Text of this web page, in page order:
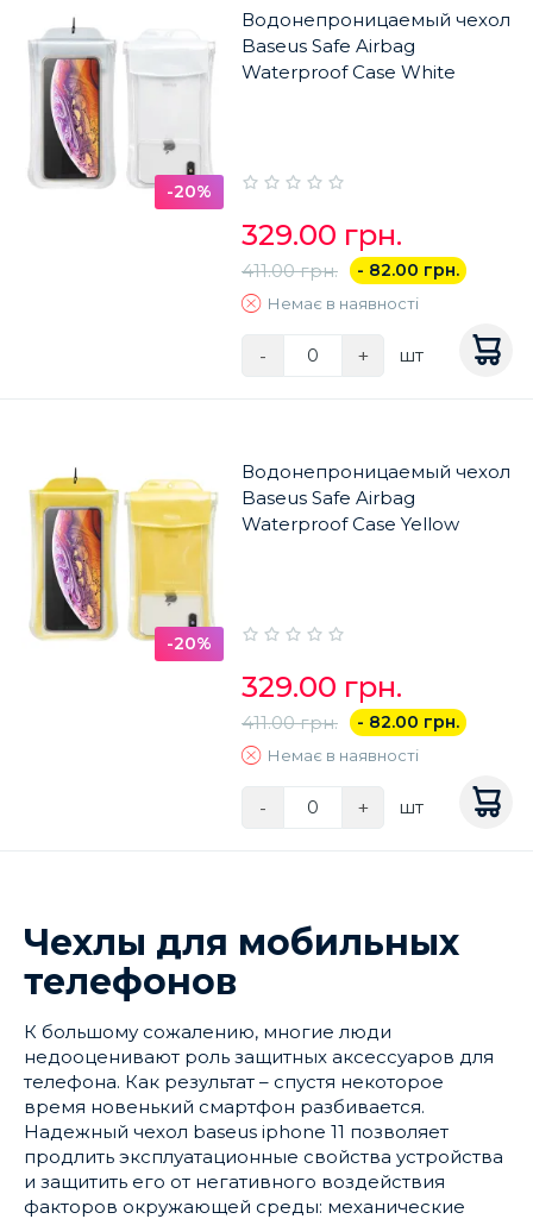
-20%
Водонепроницаемый чехол
Baseus Safe Airbag
Waterproof Case White
329.00 грн.
411.00 грн. - 82.00 грн.
Немає в наявності
- + шт
-20%
Водонепроницаемый чехол
Baseus Safe Airbag
Waterproof Case Yellow
329.00 грн.
411.00 грн. - 82.00 грн.
Немає в наявності
- + шт
Чехлы для мобильных
телефонов
К большому сожалению, многие люди
недооценивают роль защитных аксессуаров для
телефона. Как результат – спустя некоторое
время новенький смартфон разбивается.
Надежный чехол baseus iphone 11 позволяет
продлить эксплуатационные свойства устройства
и защитить его от негативного воздействия
факторов окружающей среды: механические